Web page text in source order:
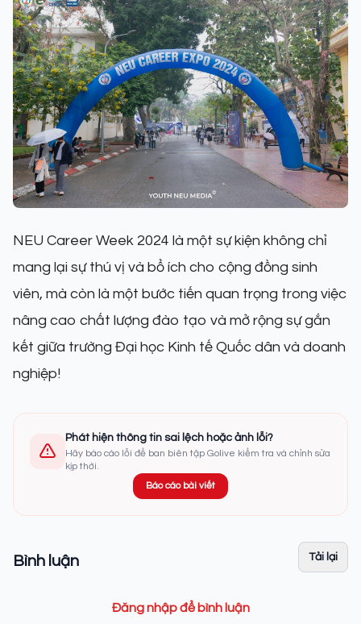
NEU Career Week 2024 là một sự kiện không chỉ
mang lại sự thú vị và bổ ích cho cộng đồng sinh
viên, mà còn là một bước tiến quan trọng trong việc
nâng cao chất lượng đào tạo và mở rộng sự gắn
kết giữa trường Đại học Kinh tế Quốc dân và doanh
nghiệp!
Phát hiện thông tin sai lệch hoặc ảnh lỗi?
Hãy báo cáo lỗi để ban biên tập Golive kiểm tra và chỉnh sửa
kịp thời.
Báo cáo bài viết
Bình luận Tải lại
Đăng nhập để bình luận